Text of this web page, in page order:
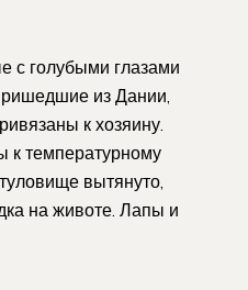
с голубыми глазами
из Дании,
к хозяину.
к температурному
вытянуто,
на животе. Лапы и